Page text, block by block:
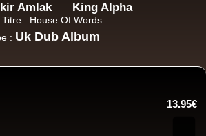
Amlak King Alpha
Titre : House Of Words
: Uk Dub Album
13.95€